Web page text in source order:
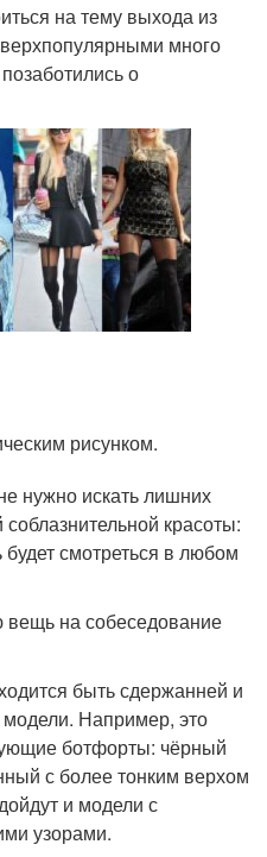
на тему выхода из
много
о
рисунком.
нужно искать лишних
красоты:
смотреться в любом
вещь на собеседование
быть сдержанней и
Например, это
ботфорты: чёрный
с более тонким верхом
и модели с
узорами.